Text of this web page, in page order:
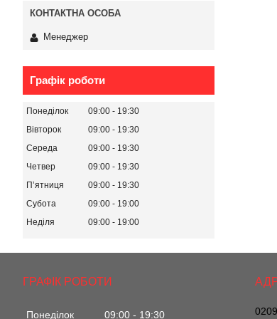
Менеджер
Графік роботи
Понеділок 09:00
19:30
Вівторок
09:00
19:30
Середа
09:00
19:30
Четвер
09:00
19:30
Пʼятниця
09:00
19:30
Субота
09:00
19:00
Неділя
09:00 19:00
ГРАФІК РОБОТИ
Понеділок 09:00 19:30